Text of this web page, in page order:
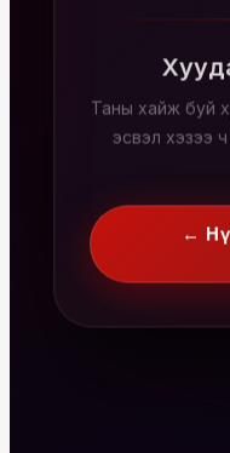
Таны хайж буй
эсвэл хэзээ ч
←